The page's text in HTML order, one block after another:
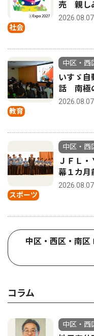
社会
売 親し
2026.08.07
教育
中区・西
いすゞ自
話 南極
2026.08.07
スポーツ
中区・西
ＪＦＬ
幕１カ月
2026.08.07
中区・西区・南区
コラム
中区・西